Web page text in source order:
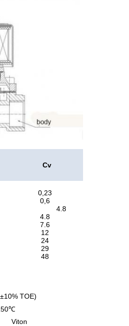
Cv
0,23
0,6
4.8
4.8
7.6
12
24
29
48
TOE)
Viton